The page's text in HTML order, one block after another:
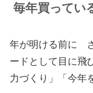
毎年買ってい
年が明ける前に
ードとして目に飛
力づくり」「今年